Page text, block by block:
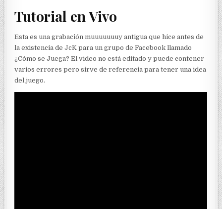
Tutorial en Vivo
Esta es una grabación muuuuuuuy antigua que hice antes de
la existencia de JcK para un grupo de Facebook llamado
¿Cómo se Juega? El video no está editado y puede contener
varios errores pero sirve de referencia para tener una idea
del juego.